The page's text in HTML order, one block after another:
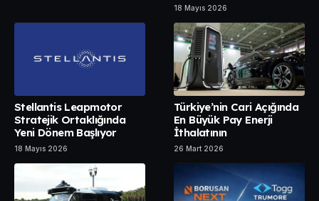
18 Mayıs 2026
Stellantis Leapmotor
Stratejik Ortaklığında
Yeni Dönem Başlıyor
18 Mayıs 2026
Türkiye’nin Cari Açığında
En Büyük Pay Enerji
İthalatının
26 Mart 2026